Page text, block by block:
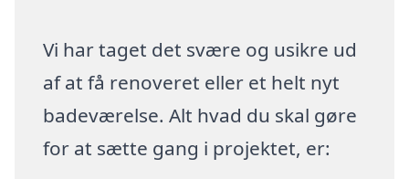
Vi har taget det svære og usikre ud
af at få renoveret eller et helt nyt
badeværelse. Alt hvad du skal gøre
for at sætte gang i projektet, er: